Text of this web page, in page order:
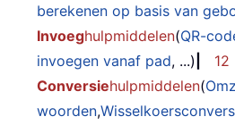
berekenen op basis van
Invoeghulpmiddelen(QR-
invoegen vanaf pad, ...)
12
Conversiehulpmiddelen(
woorden,